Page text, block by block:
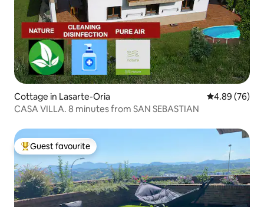
Cottage in Lasarte-Oria 4.89 out of 5
4.89 (76)
CASA VILLA. 8 minutes from SAN SEBASTIAN
Top guest favourite
Guest favourite